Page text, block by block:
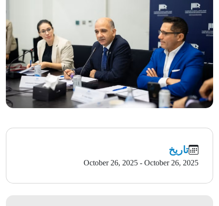
تاريخ
October 26, 2025 - October 26, 2025